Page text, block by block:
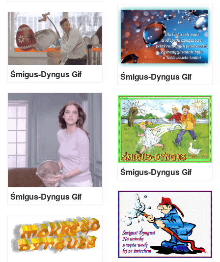
Śmigus-Dyngus Gif
Śmigus-Dyngus Gif
Śmigus-Dyngus Gif
Śmigus-Dyngus Gif